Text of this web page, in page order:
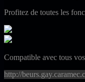
Profitez de toutes les
Compatible avec tous
http://